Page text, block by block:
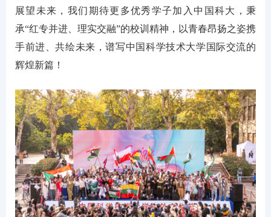
展望未来，我们期待更多优秀学子加入中国科大，秉
承“红专并进、理实交融”的校训精神，以青春昂扬之姿携
手前进、共绘未来，谱写中国科学技术大学国际交流的
辉煌新篇！